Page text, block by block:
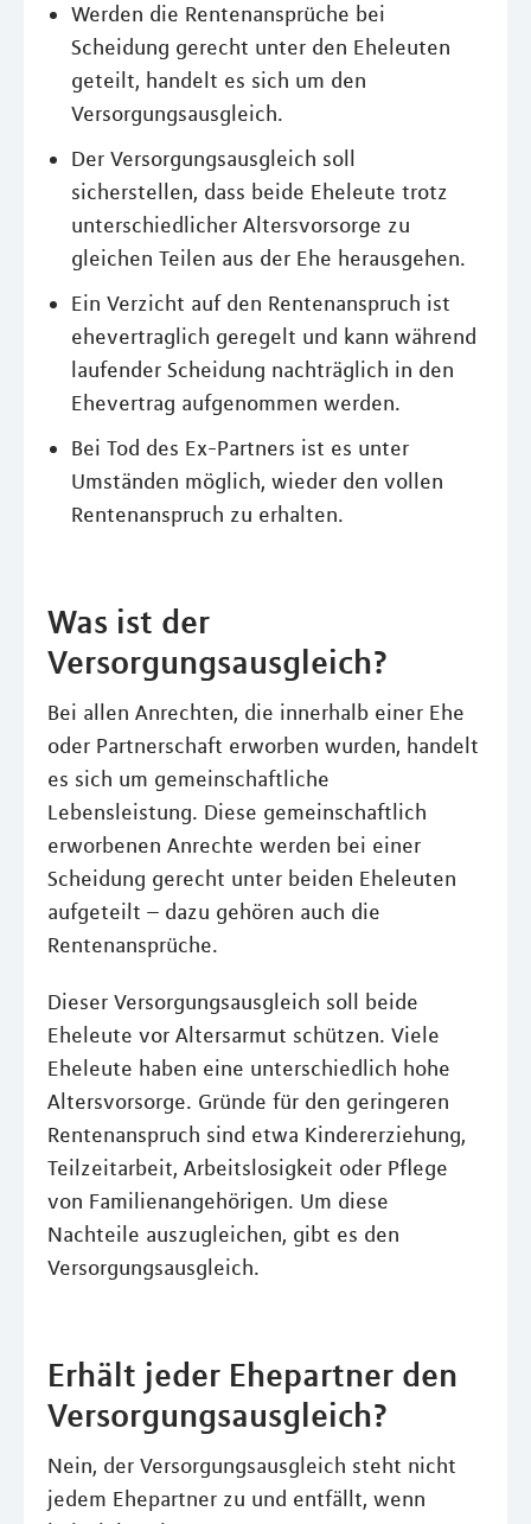
Werden die Rentenansprüche bei
Scheidung gerecht unter den Eheleuten
geteilt, handelt es sich um den
Versorgungsausgleich.
Der Versorgungsausgleich soll
sicherstellen, dass beide Eheleute trotz
unterschiedlicher Altersvorsorge zu
gleichen Teilen aus der Ehe herausgehen.
Ein Verzicht auf den Rentenanspruch ist
ehevertraglich geregelt und kann während
laufender Scheidung nachträglich in den
Ehevertrag aufgenommen werden.
Bei Tod des Ex-Partners ist es unter
Umständen möglich, wieder den vollen
Rentenanspruch zu erhalten.
Was ist der
Versorgungsausgleich?
Bei allen Anrechten, die innerhalb einer Ehe
oder Partnerschaft erworben wurden, handelt
es sich um gemeinschaftliche
Lebensleistung. Diese gemeinschaftlich
erworbenen Anrechte werden bei einer
Scheidung gerecht unter beiden Eheleuten
aufgeteilt – dazu gehören auch die
Rentenansprüche.
Dieser Versorgungsausgleich soll beide
Eheleute vor Altersarmut schützen. Viele
Eheleute haben eine unterschiedlich hohe
Altersvorsorge. Gründe für den geringeren
Rentenanspruch sind etwa Kindererziehung,
Teilzeitarbeit, Arbeitslosigkeit oder Pflege
von Familienangehörigen. Um diese
Nachteile auszugleichen, gibt es den
Versorgungsausgleich.
Erhält jeder Ehepartner den
Versorgungsausgleich?
Nein, der Versorgungsausgleich steht nicht
jedem Ehepartner zu und entfällt, wenn